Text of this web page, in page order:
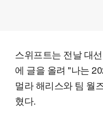
스위프트는 전날 대
에 글을 올려 "나는
멀라 해리스와 팀 월
혔다.